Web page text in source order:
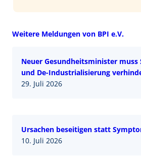
Weitere Meldungen von BPI e.V.
Neuer Gesundheitsminister
und De-Industrialisierung
29. Juli 2026
Ursachen beseitigen statt
10. Juli 2026